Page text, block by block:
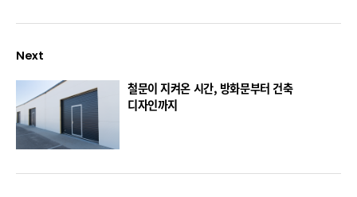
Next
철문이 지켜온 시간, 방화문부터 건축
디자인까지